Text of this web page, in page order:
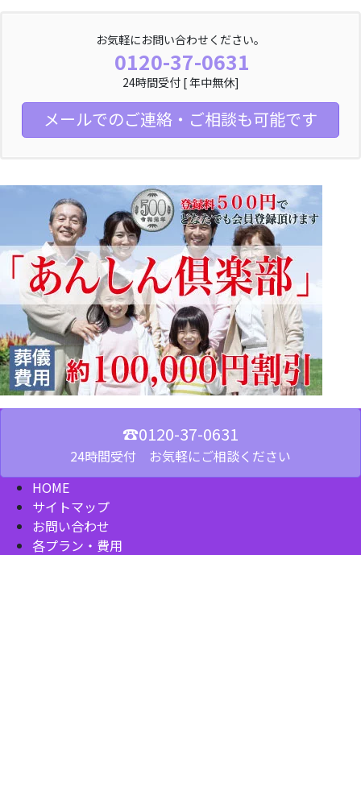
お気軽にお問い合わせください。
0120-37-0631
24時間受付 [ 年中無休]
メールでのご連絡・ご相談も可能です
☎︎0120-37-0631
24時間受付 お気軽にご相談ください
HOME
サイトマップ
お問い合わせ
各プラン・費用